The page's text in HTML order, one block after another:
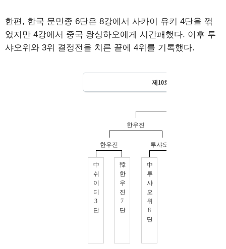
한편, 한국 문민종 6단은 8강에서 사카이 유키 4단을 꺾
었지만 4강에서 중국 왕싱하오에게 시간패했다. 이후 투
샤오위와 3위 결정전을 치른 끝에 4위를 기록했다.